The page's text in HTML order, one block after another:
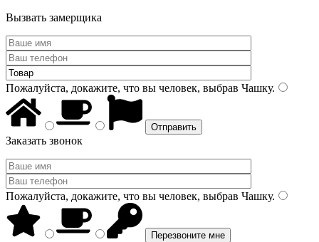
Вызвать замерщика
Пожалуйста, докажите, что вы человек, выбрав Чашку.
Заказать звонок
Пожалуйста, докажите, что вы человек, выбрав Чашку.